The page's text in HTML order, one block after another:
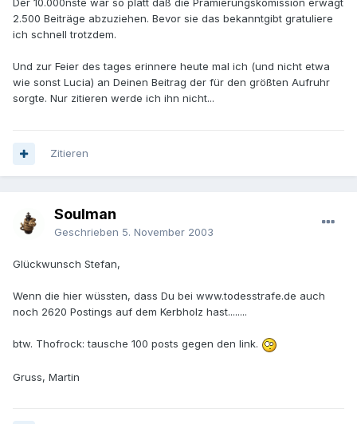
Der 10.000nste war so platt daß die Prämierungskomission erwägt
2.500 Beiträge abzuziehen. Bevor sie das bekanntgibt gratuliere
ich schnell trotzdem.
Und zur Feier des tages erinnere heute mal ich (und nicht etwa
wie sonst Lucia) an Deinen Beitrag der für den größten Aufruhr
sorgte. Nur zitieren werde ich ihn nicht...
Zitieren
Soulman
Geschrieben 5. November 2003
Glückwunsch Stefan,
Wenn die hier wüssten, dass Du bei www.todesstrafe.de auch
noch 2620 Postings auf dem Kerbholz hast........
btw. Thofrock: tausche 100 posts gegen den link.
Gruss, Martin